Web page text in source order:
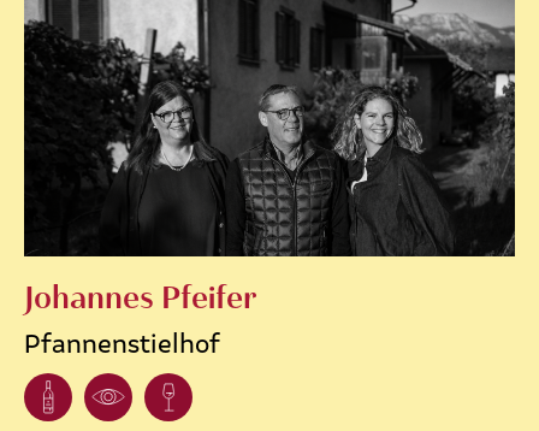
Johannes Pfeifer
Pfannenstielhof